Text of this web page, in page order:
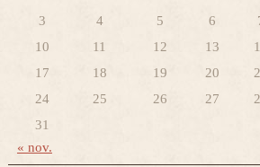
3
4 5 6
10
11 12 13
17
18 19 20
24
25 26 27
31
« nov.